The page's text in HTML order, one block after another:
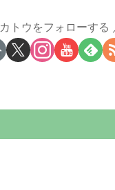
カトウをフォローする